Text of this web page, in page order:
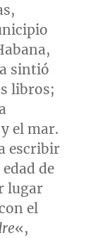
sintió
libros;
el mar.
escribir
de
lugar
el
«,